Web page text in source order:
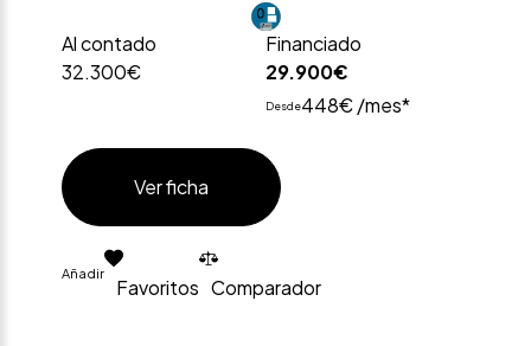
Al contado
32.300€
Financiado
29.900€
Desde448€ /mes*
Ver ficha
Añadir
Favoritos Comparador